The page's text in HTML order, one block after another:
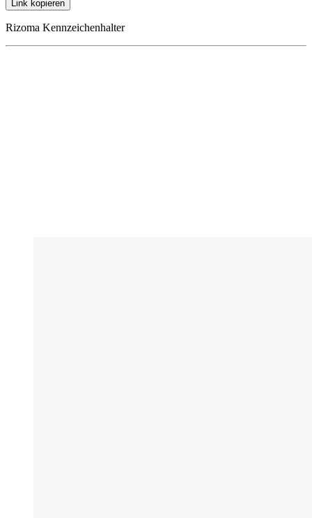
Link kopieren
Rizoma Kennzeichenhalter